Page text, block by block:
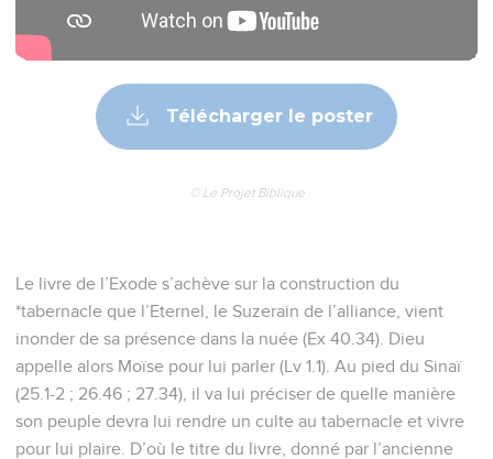
Télécharger le poster
© Le Projet Biblique
Le livre de l’Exode s’achève sur la construction du
*tabernacle que l’Eternel, le Suzerain de l’alliance, vient
inonder de sa présence dans la nuée (Ex 40.34). Dieu
appelle alors Moïse pour lui parler (Lv 1.1). Au pied du Sinaï
(25.1-2 ; 26.46 ; 27.34), il va lui préciser de quelle manière
son peuple devra lui rendre un culte au tabernacle et vivre
pour lui plaire. D’où le titre du livre, donné par l’ancienne